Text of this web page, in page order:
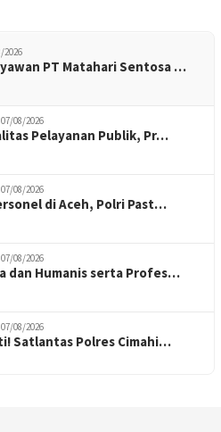
2026
PT Matahari Sentosa …
07/08/2026
Pelayanan Publik, Pr…
07/08/2026
di Aceh, Polri Past…
07/08/2026
dan Humanis serta Profes…
07/08/2026
Satlantas Polres Cimahi…